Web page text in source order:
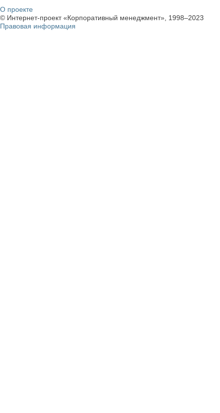
О проекте
© Интернет-проект «Корпоративный менеджмент», 1998–2023
Правовая информация